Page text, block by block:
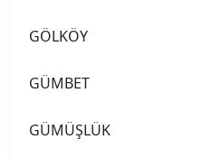
GÖLKÖY
GÜMBET
GÜMÜŞLÜK